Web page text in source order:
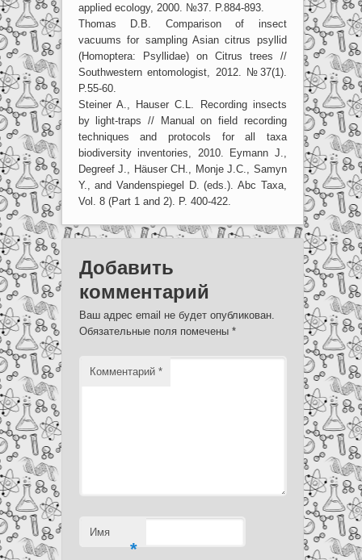
applied ecology, 2000. №37. P.884-893.
Thomas D.B. Comparison of insect
vacuums for sampling Asian citrus psyllid
(Homoptera: Psyllidae) on Citrus trees //
Southwestern entomologist, 2012. №37(1).
P.55-60.
Steiner A., Hauser C.L. Recording insects
by light-traps // Manual on field recording
techniques and protocols for all taxa
biodiversity inventories, 2010. Eymann J.,
Degreef J., Häuser CH., Monje J.C., Samyn
Y., and Vandenspiegel D. (eds.). Abc Taxa,
Vol. 8 (Part 1 and 2). P. 400-422.
Добавить
комментарий
Ваш адрес email не будет опубликован.
Обязательные поля помечены *
Комментарий *
Имя
*